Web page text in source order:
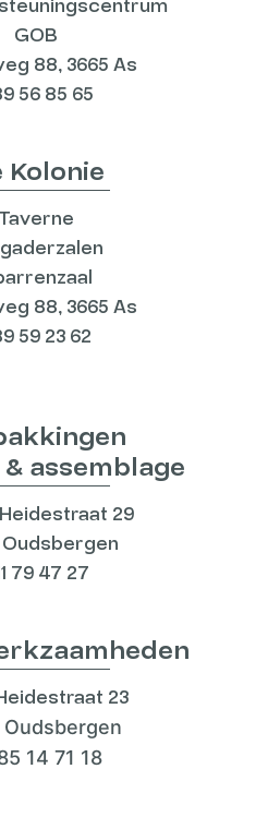
GOB
88, 3665 As
56 85 65
Kolonie
Taverne
88, 3665 As
59 23 62
assemblage
29
79 47 27
23
14 71 18